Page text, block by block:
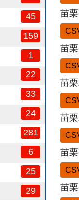
45
159
1
22
33
24
281
6
25
29
苗
苗
苗
苗
苗
苗